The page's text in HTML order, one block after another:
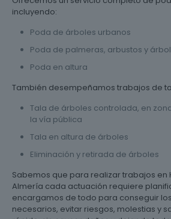
incluyendo:
Poda de árboles urbanos
Poda de palmeras, arbustos y
Poda en altura
También desempeñamos trabajos de
Tala de árboles controlada, en
la vía pública
Tala en altura de árboles
Eliminación y retirada de árboles
Sabemos que para realizar trabajos en
Almería cada actuación requiere
encargamos de todo para conseguir
necesarios, evitar riesgos, molestias y